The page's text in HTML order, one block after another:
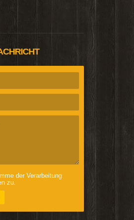
der Verarbeitung
zu.